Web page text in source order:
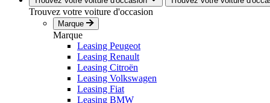
Trouvez votre voiture d'occasion
Marque
Marque
Leasing Peugeot
Leasing Renault
Leasing Citroën
Leasing Volkswagen
Leasing Fiat
Leasing BMW